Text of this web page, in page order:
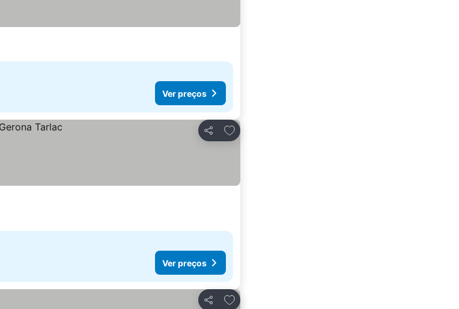
Ver preços
Partilhar
Adicionar aos favoritos
Ver preços
Partilhar
Adicionar aos favoritos